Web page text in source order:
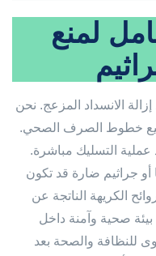
لمنع
الانسداد المزعج. نحن
خطوط الصرف الصحي.
التسليك مباشرة.
أو جراثيم ضارة قد تكون
الكريهة الناتجة عن
صحية وآمنة داخل
للنظافة والصحة بعد